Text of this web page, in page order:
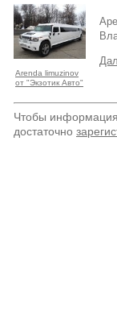
Arenda limuzinov
от "Экзотик Авто"
Чтобы
достаточно